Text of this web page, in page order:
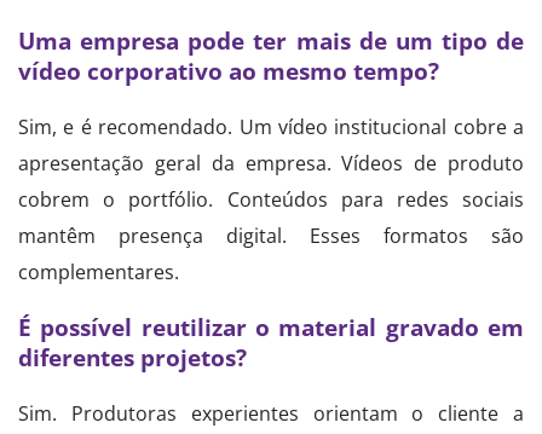
Uma empresa pode ter mais de um tipo de
vídeo corporativo ao mesmo tempo?
Sim, e é recomendado. Um vídeo institucional cobre a
apresentação geral da empresa. Vídeos de produto
cobrem o portfólio. Conteúdos para redes sociais
mantêm presença digital. Esses formatos são
complementares.
É possível reutilizar o material gravado em
diferentes projetos?
Sim. Produtoras experientes orientam o cliente a